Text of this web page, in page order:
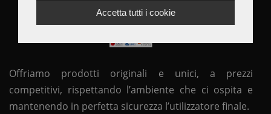
Accetta tutti i cookie
Offriamo prodotti originali e unici, a prezzi
competitivi, rispettando l’ambiente che ci ospita e
mantenendo in perfetta sicurezza l’utilizzatore finale.